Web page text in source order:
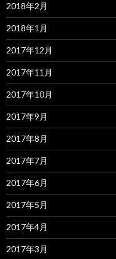
2018年2月
2018年1月
2017年12月
2017年11月
2017年10月
2017年9月
2017年8月
2017年7月
2017年6月
2017年5月
2017年4月
2017年3月